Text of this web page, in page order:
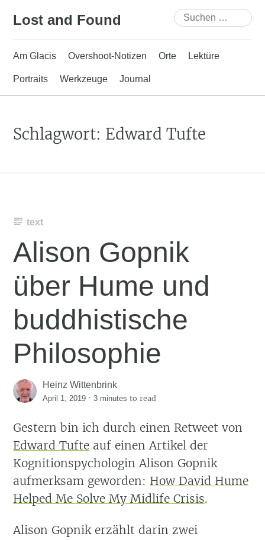
Lost and Found
Suchen
nach:
Am Glacis Overshoot-Notizen Orte Lektüre
Portraits Werkzeuge Journal
Schlagwort: Edward Tufte
text
Alison Gopnik
über Hume und
buddhistische
Philosophie
Heinz Wittenbrink
April 1, 2019 ·3 minutes to read
Gestern bin ich durch einen Retweet von
Edward Tufte auf einen Artikel der
Kognitionspychologin Alison Gopnik
aufmerksam geworden: How David Hume
Helped Me Solve My Midlife Crisis.
Alison Gopnik erzählt darin zwei